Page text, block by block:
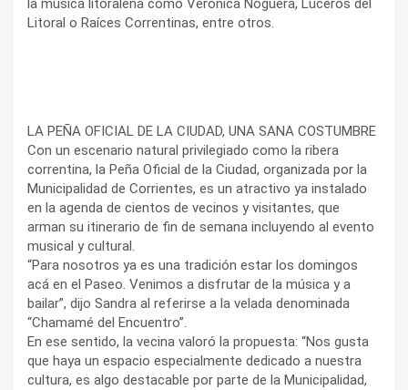
la música litoraleña como Verónica Noguera, Luceros del
Litoral o Raíces Correntinas, entre otros.
LA PEÑA OFICIAL DE LA CIUDAD, UNA SANA COSTUMBRE
Con un escenario natural privilegiado como la ribera
correntina, la Peña Oficial de la Ciudad, organizada por la
Municipalidad de Corrientes, es un atractivo ya instalado
en la agenda de cientos de vecinos y visitantes, que
arman su itinerario de fin de semana incluyendo al evento
musical y cultural.
“Para nosotros ya es una tradición estar los domingos
acá en el Paseo. Venimos a disfrutar de la música y a
bailar”, dijo Sandra al referirse a la velada denominada
“Chamamé del Encuentro”.
En ese sentido, la vecina valoró la propuesta: “Nos gusta
que haya un espacio especialmente dedicado a nuestra
cultura, es algo destacable por parte de la Municipalidad,